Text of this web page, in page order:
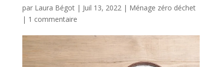
par Laura Bégot| Juil 13, 2022| Ménage zéro déchet
| 1 commentaire